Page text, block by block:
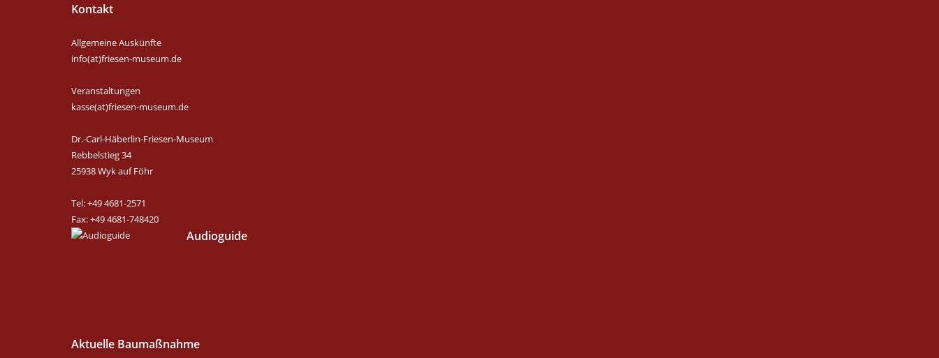
Kontakt
Allgemeine Auskünfte
info(at)friesen-museum.de
Veranstaltungen
kasse(at)friesen-museum.de
Dr.-Carl-Häberlin-Friesen-Museum
Rebbelstieg 34
25938 Wyk auf Föhr
Tel: +49 4681-2571
Fax: +49 4681-748420
Audioguide
Aktuelle Baumaßnahme